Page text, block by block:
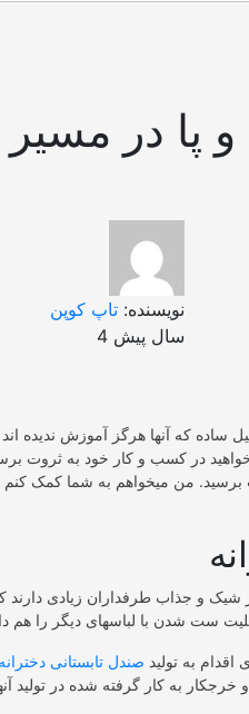
و پا در
نویسنده: تاپ کوپن
4 سال پیش
ساده که آنها هرگز آموزش ندیده
در کسب و کار خود به ثروت برسید
برسید. من میخواهم به شما کمک کنم
شیک و جذاب طرفداران زیادی
اقدام به تولید صندل تابستانی دخترانه